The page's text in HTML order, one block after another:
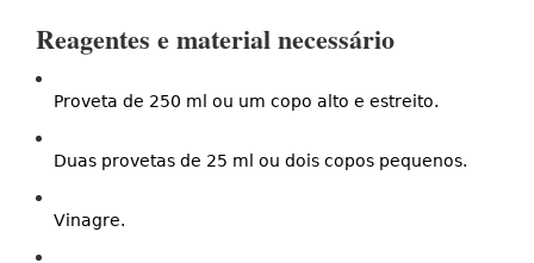
Reagentes e material necessário
Proveta de 250 ml ou um copo alto e estreito.
Duas provetas de 25 ml ou dois copos pequenos.
Vinagre.